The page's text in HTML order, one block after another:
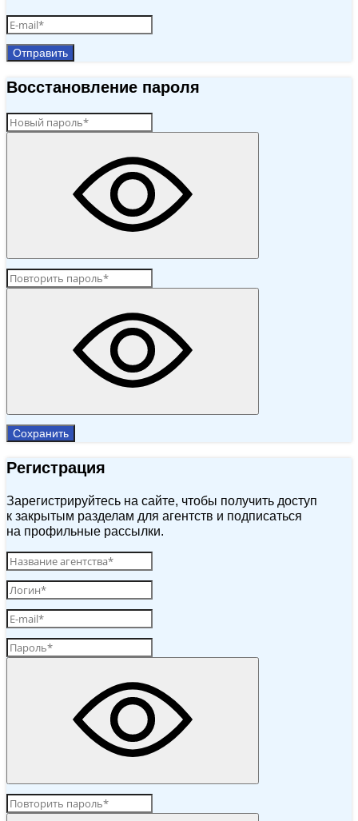
Отправить
Восстановление пароля
Сохранить
Регистрация
Зарегистрируйтесь на сайте, чтобы получить доступ
к закрытым разделам для агентств и подписаться
на профильные рассылки.